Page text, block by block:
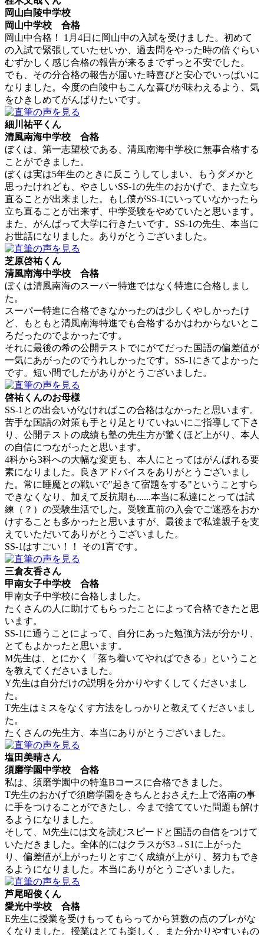
岡山白陵中学校
岡山中学校 合格
岡山中合格！ 1月4日に岡山中の入試を受けました。初めて
の入試で緊張していたせいか、過去問をやった時の倍ぐらい
むずかしく感じ合格の報告が来るまでずっと不安でした。
でも、その分合格の報告が届いた時喜びと安心でいっぱいに
なりました。今度の白陵中もこんな喜びが味わえるよう、気
をひきしめてがんばりたいです。
細川祐平くん
清風南海中学校 合格
ぼくは、第一志望校である、清風南海中学校に無事合格する
ことができました。
ぼくは実は5年生のときに反こうしてしまい、もうダメかと
思ったけれども、やさしいSS-1の先生のおかげで、また立ち
直ることが出来ました。もし僕がSS-1にいっていなかったら
立ち直ることが出来ず、中学受験をやめていたと思います。
また、がんばって大学に行きたいです。SS-1の先生、本当に
お世話になりました。ありがとうございました。
芝原啓祐くん
清風南海中学校 合格
ぼくは清風南海のスーパー特進ではなく特進に合格しまし
た。
スーパー特進に合格できなかったのは少しくやしかったけ
ど、もともと清風南海特進でも合格するかはわからないとこ
ろだったのでよかったです。
それに最後の希の公開テストでにがてだった国語の偏差値が
一気にあがったのでうれしかったです。SS-1にきてよかった
です。短い間でしたがありがとうございました。
啓祐くんのお母様
SS-1との出会いがなければこの合格はなかったと思います。
苦手な国語の対策も手とり足とりていねいにご指導して下さ
り、公開テストの成績も塾の先生方が驚くほど上がり、本人
の自信につながったと思います。
4科から3科への大幅な変更も、本人にとってはがんばれる要
素になりました。良きアドバイスをありがとうございまし
た。常に睡魔との戦いで"起きて宿題をする"ということすら
できなくなり、加えて反抗期も......本当に私達にとっては試
練（？）の受験生活でした。受験直前の入会でご迷惑をおか
けすることも多かったと思いますが、最後まで私達親子を支
えていただいてありがとうございました。
SS-1はすごい！！ その1言です。
三倉友香さん
甲南女子中学校 合格
甲南女子中学校に合格しました。
たくさんの人に助けてもらったことによって合格できたと思
います。
SS-1に通うことによって、自分にあった勉強方法が分かり、
とてもよかったと思います。
M先生は、とにかく「落ち着いてやればできる」ということ
を教えてくださいました。
Y先生は自分だけの説明を分かりやすくしてくださいまし
た。
T先生はミスをなくす方法をしっかりと教えてくださいまし
た。
たくさんの先生方、本当にありがとうございました。
塩田美晴さん
須磨学園中学校 合格
私は、須磨学園中の特進Bコースに合格できました。
T先生のおかげで須磨学園をきちんとおさえた上で洛南の事
に手をつけることができたし、今まで捨てていた問題も解け
るようになりました。
そして、M先生には文を読むスピードと国語の自信をつけて
いただきました。全体的にはクラスがS3→S1に上がった
り、偏差値が上がったりとすごく成績が上がり、努力もでき
るようになりました。本当にありがとうございました。
芦尾昭俊くん
愛光中学校 合格
E先生に授業を受けもってもらってから算数の点のブレがな
くなりました。授業はとても楽しく、また分かりやすいもの